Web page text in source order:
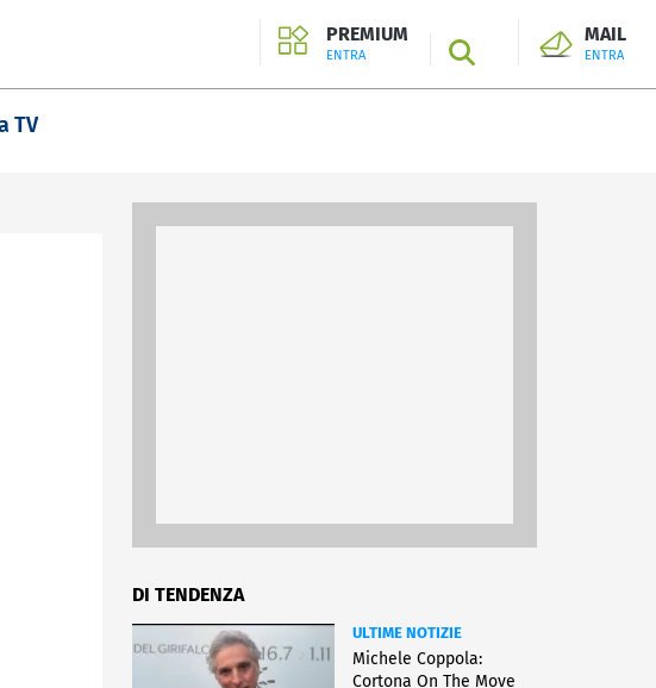
PREMIUM
ENTRA SEARCH
MAIL
ENTRA
TV
DI TENDENZA
ULTIME NOTIZIE
Michele Coppola:
Cortona On The Move